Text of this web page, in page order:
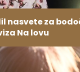
nasvete za
Na lovu